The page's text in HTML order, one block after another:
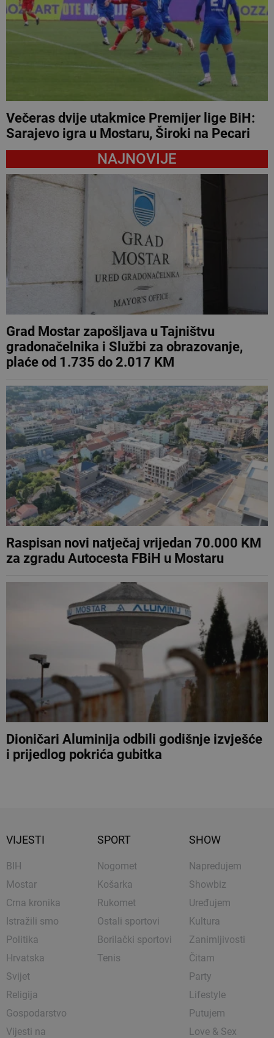
Večeras dvije utakmice Premijer lige BiH:
Sarajevo igra u Mostaru, Široki na Pecari
NAJNOVIJE
Grad Mostar zapošljava u Tajništvu
gradonačelnika i Službi za obrazovanje,
plaće od 1.735 do 2.017 KM
Raspisan novi natječaj vrijedan 70.000 KM
za zgradu Autocesta FBiH u Mostaru
Dioničari Aluminija odbili godišnje izvješće
i prijedlog pokrića gubitka
VIJESTI
BIH
Mostar
Crna kronika
Istražili smo
Politika
Hrvatska
Svijet
Religija
Gospodarstvo
Vijesti na
SPORT
Nogomet
Košarka
Rukomet
Ostali sportovi
Borilački sportovi
Tenis
SHOW
Napredujem
Showbiz
Uređujem
Kultura
Zanimljivosti
Čitam
Party
Lifestyle
Putujem
Love & Sex